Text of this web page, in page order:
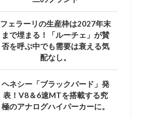
フェラーリの生産枠は2027年末
まで埋まる！「ルーチェ」が賛
否を呼ぶ中でも需要は衰える気
配なし。
ヘネシー「ブラックバード」発
表！V8＆6速MTを搭載する究
極のアナログハイパーカーに。